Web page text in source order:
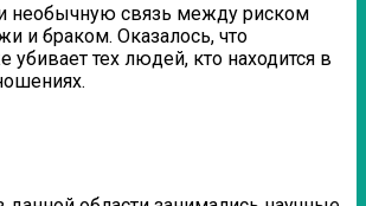
необычную связь между риском
и браком. Оказалось, что
убивает тех людей, кто находится в